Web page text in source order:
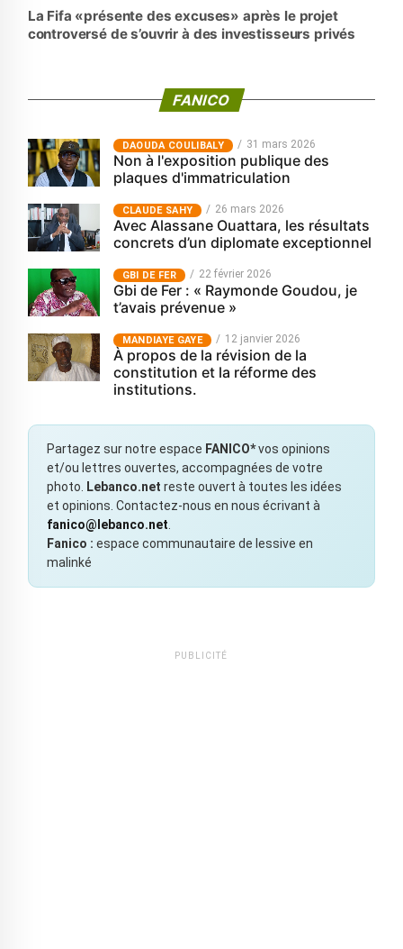
La Fifa «présente des excuses» après le projet
controversé de s’ouvrir à des investisseurs privés
FANICO
‎DAOUDA COULIBALY 31 mars 2026
Non à l'exposition publique des
plaques d'immatriculation
CLAUDE SAHY 26 mars 2026
Avec Alassane Ouattara, les résultats
concrets d’un diplomate exceptionnel
GBI DE FER 22 février 2026
Gbi de Fer : « Raymonde Goudou, je
t’avais prévenue »
MANDIAYE GAYE 12 janvier 2026
À propos de la révision de la
constitution et la réforme des
institutions.
Partagez sur notre espace FANICO*vos opinions
et/ou lettres ouvertes, accompagnées de votre
photo.
Lebanco.net reste ouvert à toutes les idées
et opinions. Contactez-nous en nous écrivant à
fanico@lebanco.net
Fanico : espace communautaire de lessive en
malinké
PUBLICITÉ